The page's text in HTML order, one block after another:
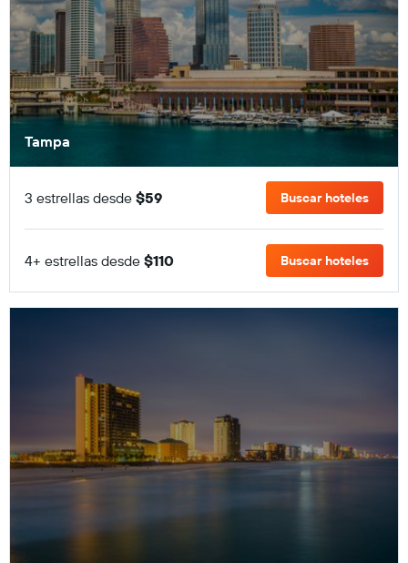
Tampa
3 estrellas desde $59 Buscar hoteles
4+ estrellas desde $110 Buscar hoteles